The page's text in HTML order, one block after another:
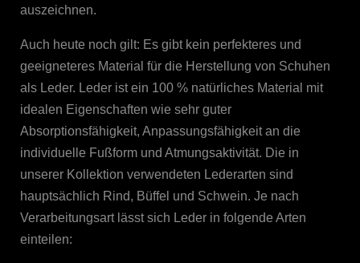
auszeichnen.
Auch heute noch gilt: Es gibt kein perfekteres und
geeigneteres Material für die Herstellung von Schuhen
als Leder. Leder ist ein 100 % natürliches Material mit
idealen Eigenschaften wie sehr guter
Absorptionsfähigkeit, Anpassungsfähigkeit an die
individuelle Fußform und Atmungsaktivität. Die in
unserer Kollektion verwendeten Lederarten sind
hauptsächlich Rind, Büffel und Schwein. Je nach
Verarbeitungsart lässt sich Leder in folgende Arten
einteilen: